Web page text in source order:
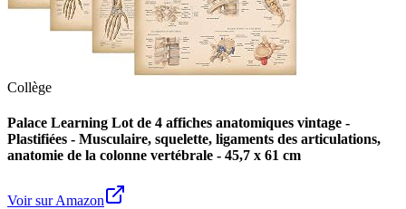
Collège
Palace Learning Lot de 4 affiches anatomiques vintage -
Plastifiées - Musculaire, squelette, ligaments des articulations,
anatomie de la colonne vertébrale - 45,7 x 61 cm
Voir sur Amazon